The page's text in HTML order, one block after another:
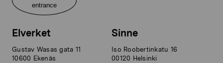
entrance
Elverket
Gustav Wasas gata 11
10600 Ekenäs
Sinne
Iso Roobertinkatu 16
00120 Helsinki